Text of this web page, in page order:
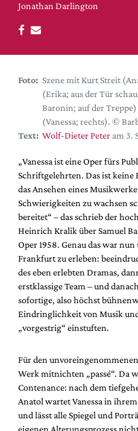
DdB-map
Kalender
Premierensuche
Festival-Planer
Hefte
Alle Hefte
Leseproben
Podcast
Service
Shop / Abo
Newsletter
Redaktion
Autor:innen
Partner
Mediadaten
Suche
Jonathan Darlington
Foto: Szene mit Kurt Streit
(Erika; aus der Tür
Baronin; auf der
(Vanessa; rechts). ©
Text: Wolf-Dieter Peter am 3.
„Vanessa ist eine Oper fürs
Schriftgelehrten. Das ist keine
das Ansehen eines
Schwierigkeiten zu wachsen
bereitet“ – das schrieb der
Heinrich Kralik über Samuel
Oper 1958. Genau das war
Frankfurt zu erleben:
des eben erlebten Dramas,
erstklassige Team – und
sofortige, also höchst
Eindringlichkeit von Musik
„vorgestrig“ einstuften.
Für den
Werk mitnichten „passé“. Da
Contenance: nach dem
Anatol wartet Vanessa in
und lässt alle Spiegel und
eigenen Alterungsprozess